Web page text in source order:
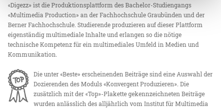
«Digezz» ist die Produktionsplattform des Bachelor-Studiengangs
«Multimedia Production» an der Fachhochschule Graubünden und der
Berner Fachhochschule. Studierende produzieren auf dieser Plattform
eigenständig multimediale Inhalte und erlangen so die nötige
technische Kompetenz für ein multimediales Umfeld in Medien und
Kommunikation.
Die unter «Beste» erscheinenden Beiträge sind eine Auswahl der
Dozierenden des Moduls «Konvergent Produzieren». Die
zusätzlich mit der «Top»-Plakette gekennzeichneten Beiträge
wurden anlässlich des alljährlich vom Institut für Multimedia